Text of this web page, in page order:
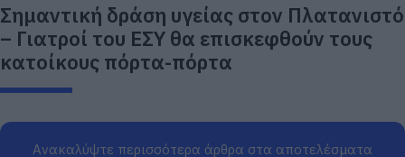
Σημαντική δράση υγείας στον Πλατανιστό
– Γιατροί του ΕΣΥ θα επισκεφθούν τους
κατοίκους πόρτα-πόρτα
Ανακαλύψτε περισσότερα άρθρα στα αποτελέσματα